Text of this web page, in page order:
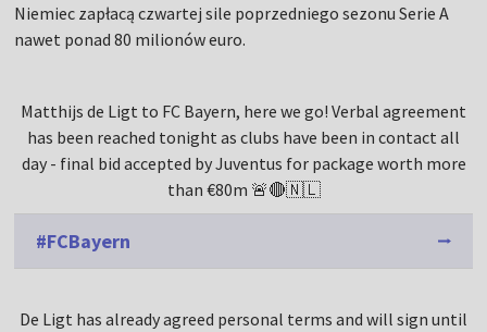
Niemiec zapłacą czwartej sile poprzedniego sezonu Serie A
nawet ponad 80 milionów euro.
Matthijs de Ligt to FC Bayern, here we go! Verbal agreement
has been reached tonight as clubs have been in contact all
day - final bid accepted by Juventus for package worth more
than €80m 🚨🔴🇳🇱
#FCBayern
De Ligt has already agreed personal terms and will sign until